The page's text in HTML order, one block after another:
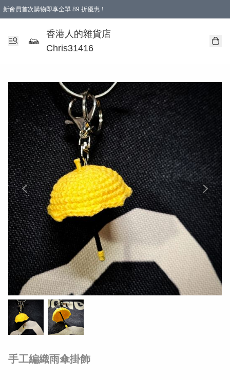
新會員首次購物即享全單 89 折優惠！
購物滿 HKD 499.00即享免運費優惠！（適用於 本地送貨、本地取貨 )
【滿 $300 專屬驚喜：無聲信物（最後一批）】
香港人的雜貨店
Chris31416
手工編織雨傘掛飾